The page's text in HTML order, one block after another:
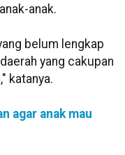
anak.
belum lengkap
yang cakupan
katanya.
agar anak mau